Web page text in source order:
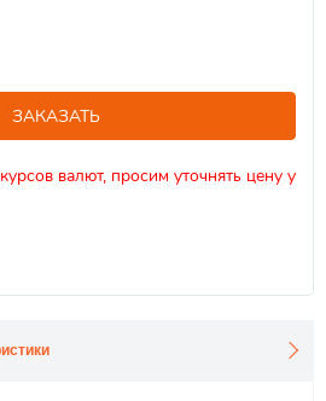
ЗАКАЗАТЬ
валют, просим уточнять цену у